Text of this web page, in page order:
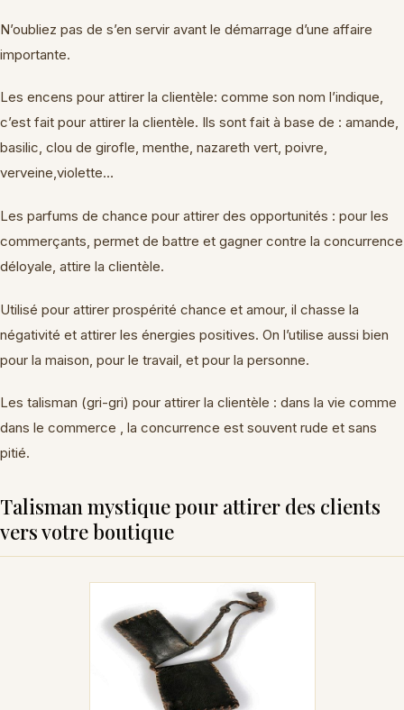
N’oubliez pas de s’en servir avant le démarrage d’une affaire
importante.
Les encens pour attirer la clientèle: comme son nom l’indique,
c’est fait pour attirer la clientèle. Ils sont fait à base de : amande,
basilic, clou de girofle, menthe, nazareth vert, poivre,
verveine,violette…
Les parfums de chance pour attirer des opportunités : pour les
commerçants, permet de battre et gagner contre la concurrence
déloyale, attire la clientèle.
Utilisé pour attirer prospérité chance et amour, il chasse la
négativité et attirer les énergies positives. On l’utilise aussi bien
pour la maison, pour le travail, et pour la personne.
Les talisman (gri-gri) pour attirer la clientèle : dans la vie comme
dans le commerce , la concurrence est souvent rude et sans
pitié.
Talisman mystique pour attirer des clients
vers votre boutique